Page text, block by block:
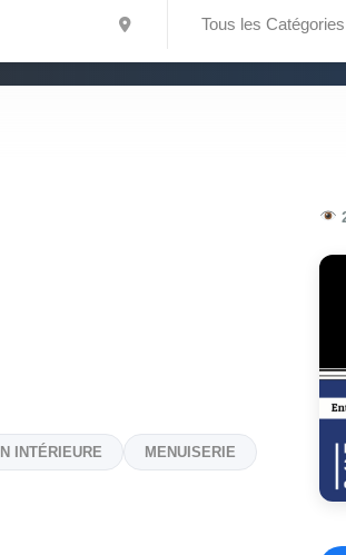
Tous les Catégories
INTÉRIEURE MENUISERIE